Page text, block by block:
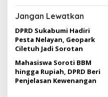
Jangan Lewatkan
DPRD Sukabumi Hadiri
Pesta Nelayan, Geopark
Ciletuh Jadi Sorotan
Mahasiswa Soroti BBM
hingga Rupiah, DPRD Beri
Penjelasan Kewenangan